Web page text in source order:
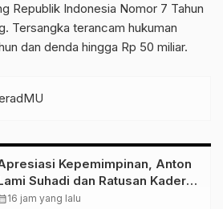
Republik Indonesia Nomor 7 Tahun
Tersangka terancam hukuman
dan denda hingga Rp 50 miliar.
Kepemimpinan, Anton
Suhadi dan Ratusan Kader
Klaten Ikut Rayakan Ultah
16 jam yang lalu